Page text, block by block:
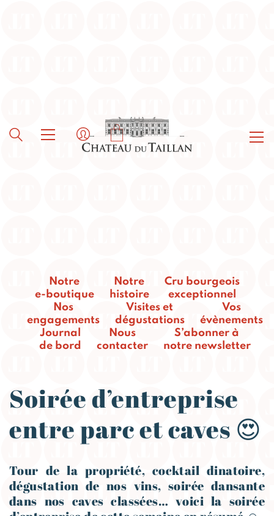
Notre
e-boutique
Notre
histoire
Cru bourgeois
exceptionnel
Nos
engagements
Visites et
dégustations
Vos
évènements
Journal
de bord
Nous
contacter
S’abonner à
notre newsletter
Soirée d’entreprise
entre parc et caves 😍
Tour de la propriété, cocktail dinatoire,
dégustation de nos vins, soirée dansante
dans nos caves classées… voici la soirée